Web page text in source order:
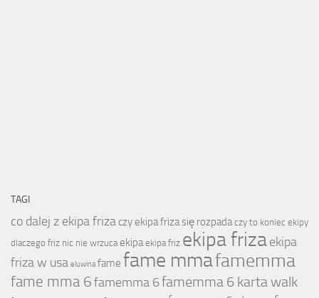
TAGI
co dalej z ekipa friza czy ekipa friza się rozpada czy to koniec ekipy
dlaczego friz nic nie wrzuca ekipa ekipa friz ekipa frizaekipa
friza w usa eluwina fame fame mmafamemma
fame mma 6famemma 6famemma 6 karta walk